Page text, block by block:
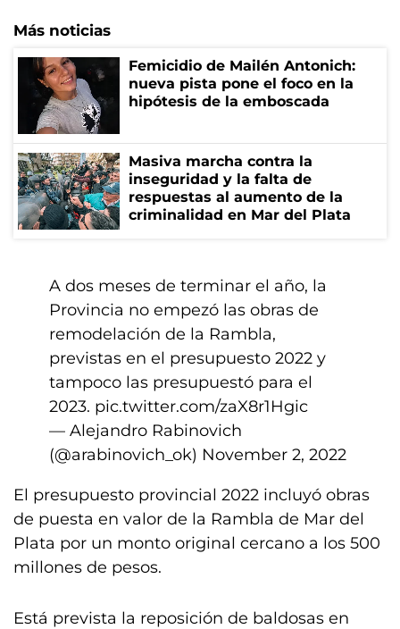
Más noticias
Femicidio de Mailén Antonich:
nueva pista pone el foco en la
hipótesis de la emboscada
Masiva marcha contra la
inseguridad y la falta de
respuestas al aumento de la
criminalidad en Mar del Plata
A dos meses de terminar el año, la
Provincia no empezó las obras de
remodelación de la Rambla,
previstas en el presupuesto 2022 y
tampoco las presupuestó para el
2023. pic.twitter.com/zaX8r1Hgic
— Alejandro Rabinovich
(@arabinovich_ok) November 2, 2022
El presupuesto provincial 2022 incluyó obras
de puesta en valor de la Rambla de Mar del
Plata por un monto original cercano a los 500
millones de pesos.
Está prevista la reposición de baldosas en